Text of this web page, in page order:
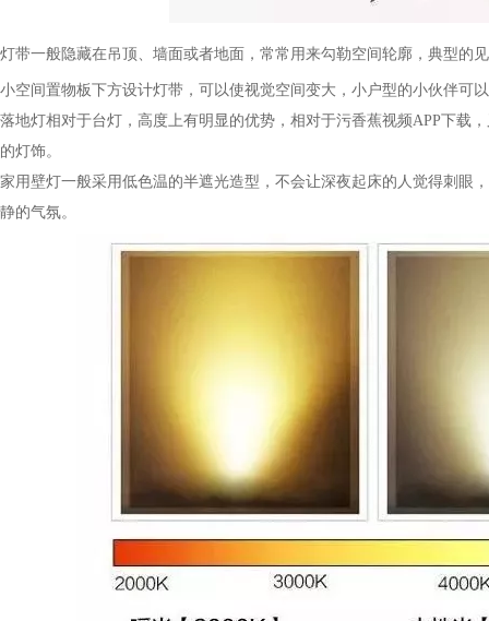
灯带一般隐藏在吊顶、墙面或者地面，常常用来勾勒空间轮廓，典型的见
小空间置物板下方设计灯带，可以使视觉空间变大，小户型的小伙伴可以试
落地灯相对于台灯，高度上有明显的优势，相对于污香蕉视频APP下载
的灯饰。
家用壁灯一般采用低色温的半遮光造型，不会让深夜起床的人觉得刺眼
静的气氛。